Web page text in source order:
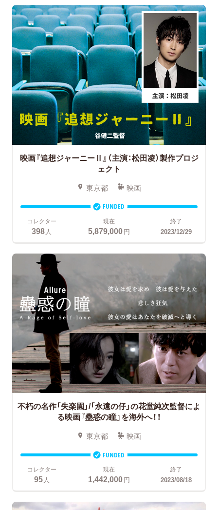
映画『追想ジャーニーⅡ』（主演：松田凌）製作プロジ
ェクト
東京都 映画
FUNDED
コレクター
398 人
現在
5,879,000円
終了
2023/12/29
不朽の名作「失楽園」/「永遠の仔」の花堂純次監督によ
る映画『蠱惑の瞳』を海外へ！！
東京都 映画
FUNDED
コレクター
95人
現在
1,442,000円
終了
2023/08/18